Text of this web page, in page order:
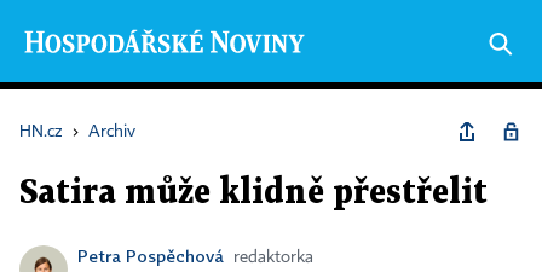
HN.cz › Archiv
Satira může klidně přestřelit
Petra Pospěchová
redaktorka